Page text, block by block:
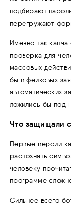
подбирают
перегружают
Именно так
проверка для
массовых
бы в фейковых
автоматических
ложились бы под
Что защищали
Первые версии
распознать
человеку
программе
Сильнее всего